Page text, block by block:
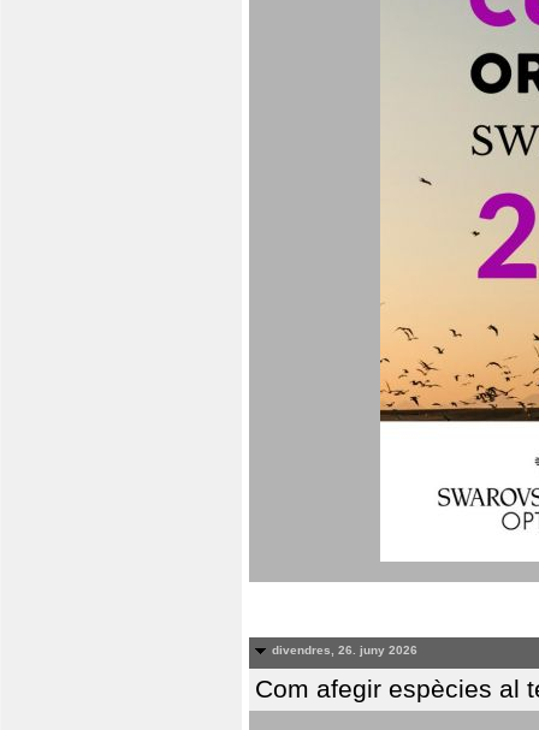
divendres, 26. juny 2026
Com afegir espècies al